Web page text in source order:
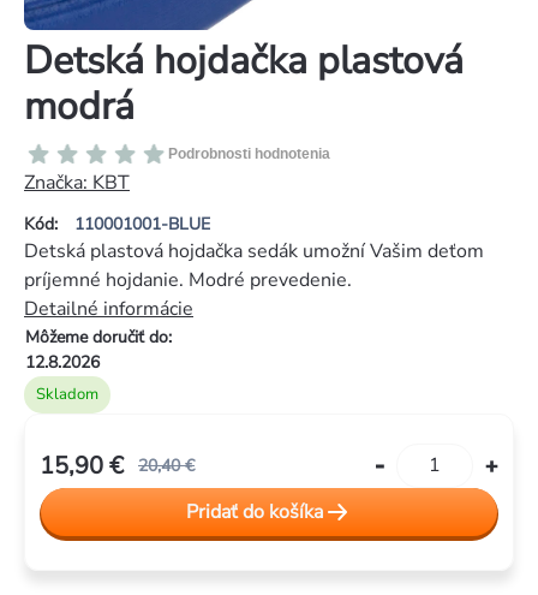
Detská hojdačka plastová
modrá
Kód: 110001001-BLUE
Priemerné
hodnotenie
produktu
je
0,0
z
5
hviezdičiek.
Podrobnosti hodnotenia
Značka: KBT
Skladom
Môžeme doručiť do:
12.8.2026
Detská plastová hojdačka sedák umožní Vašim deťom
príjemné hojdanie. Modré prevedenie.
Detailné informácie
20,40 €
15,90 €
Jednotková
cena:
Pridať do košíka